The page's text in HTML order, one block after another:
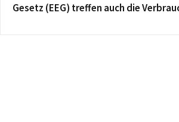
Gesetz (EEG) treffen auch die